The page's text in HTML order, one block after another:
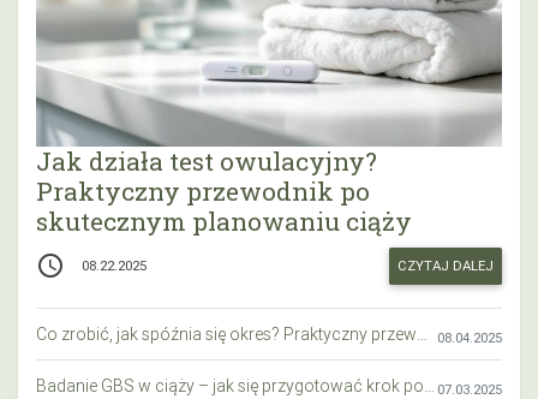
Jak działa test owulacyjny?
Praktyczny przewodnik po
skutecznym planowaniu ciąży
access_time 08.22.2025 CZYTAJ DALEJ
08.04.2025
07.03.2025